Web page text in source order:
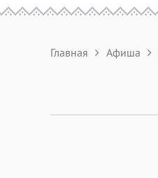
Главная Афиша